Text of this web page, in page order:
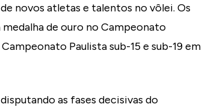
novos atletas e talentos no vôlei. Os
de ouro no Campeonato
Paulista sub-15 e sub-19 em
as fases decisivas do